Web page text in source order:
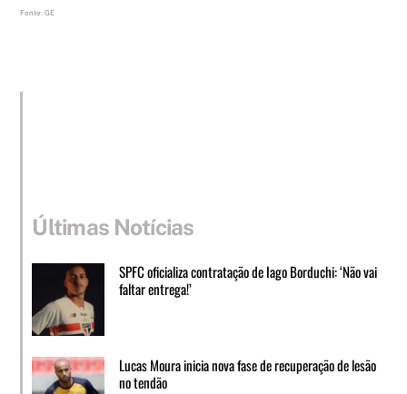
Fonte: GE
Últimas Notícias
SPFC oficializa contratação de Iago Borduchi: ‘Não vai
faltar entrega!’
Lucas Moura inicia nova fase de recuperação de lesão
no tendão